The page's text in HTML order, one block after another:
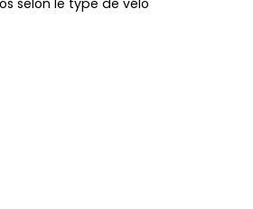
selon le type de vélo